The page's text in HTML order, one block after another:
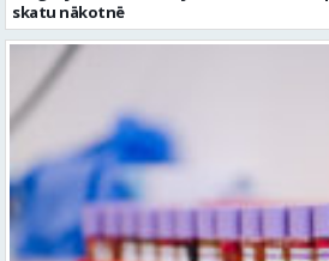
skatu nākotnē